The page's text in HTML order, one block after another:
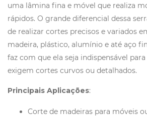
uma lâmina fina e móvel que realiza
rápidos. O grande diferencial dessa
de realizar cortes precisos e variados
madeira, plástico, alumínio e até aço
faz com que ela seja indispensável
exigem cortes curvos ou detalhados.
Principais Aplicações:
Corte de madeiras para móveis